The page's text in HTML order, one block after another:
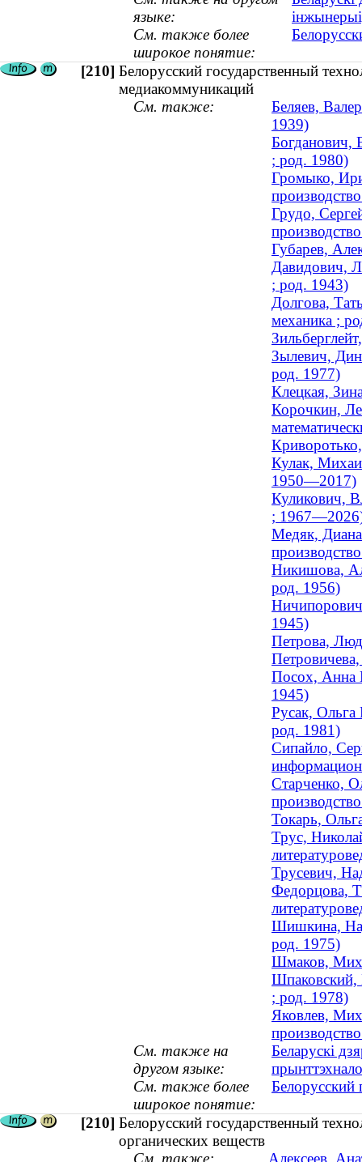
языке:
См. также более
широкое понятие:
[210] Белорусский государственный
медиакоммуникаций
См. также:
Беляев,
1939)
Богданович,
; род. 1980)
Громыко,
Грудо,
Губарев,
Давидович,
; род. 1943)
Долгова,
механика ;
Зылевич,
род. 1977)
Клецкая,
Корочкин,
Кулак,
1950—2017)
Куликович,
;
Медяк, Диана
Никишова,
род. 1956)
1945)
Петрова,
Посох, Анна
1945)
Русак, Ольга
род. 1981)
Сипайло,
Старченко,
Токарь,
Трус,
Трусевич,
Федорцова,
Шишкина,
род. 1975)
Шмаков,
Шпаковский,
; род. 1978)
Яковлев,
См. также на
другом языке:
Беларускі
См. также более
широкое понятие:
Белорусский
[210] Белорусский государственный
органических веществ